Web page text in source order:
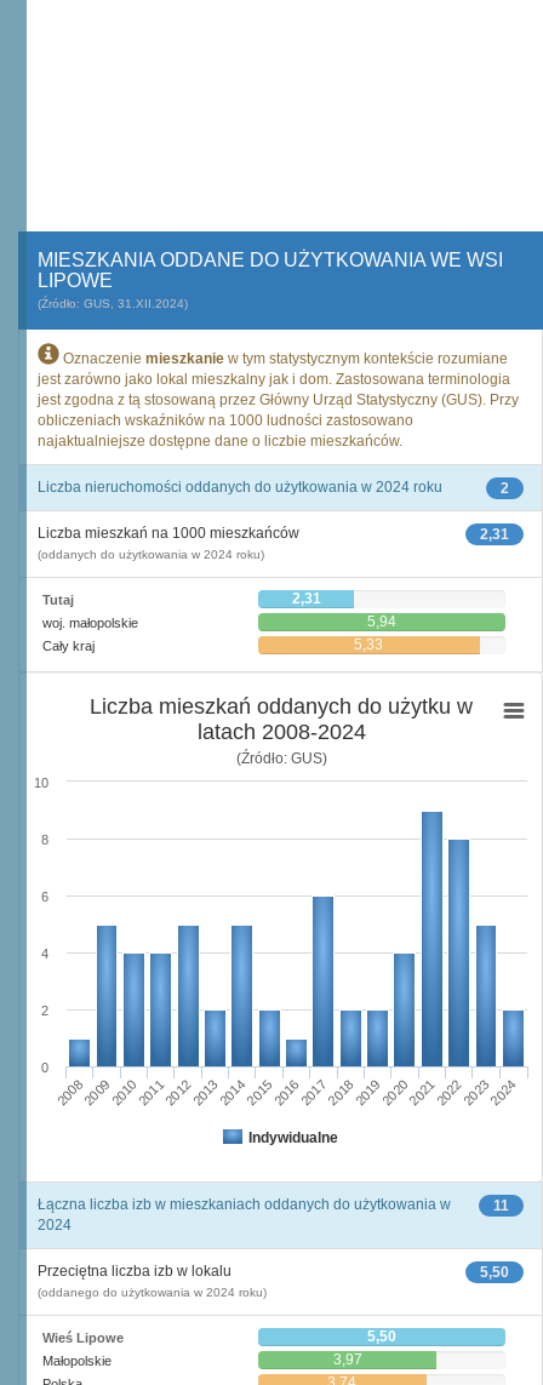
MIESZKANIA ODDANE DO UŻYTKOWANIA WE WSI
LIPOWE
(Źródło: GUS, 31.XII.2024)
Oznaczenie mieszkanie w tym statystycznym kontekście rozumiane
jest zarówno jako lokal mieszkalny jak i dom. Zastosowana terminologia
jest zgodna z tą stosowaną przez Główny Urząd Statystyczny (GUS). Przy
obliczeniach wskaźników na 1000 ludności zastosowano
najaktualniejsze dostępne dane o liczbie mieszkańców.
2
Liczba nieruchomości oddanych do użytkowania w 2024 roku
2,31
Liczba mieszkań na 1000 mieszkańców
(oddanych do użytkowania w 2024 roku)
Tutaj 2,31
woj. małopolskie 5,94
Cały kraj 5,33
Liczba mieszkań oddanych do użytku w
latach 2008-2024
(Źródło: GUS)
Indywidualne
20082009201020112012201320142015201620172018201920202021202220232024
0
2
4
6
8
10
11
Łączna liczba izb w mieszkaniach oddanych do użytkowania w
2024
5,50
Przeciętna liczba izb w lokalu
(oddanego do użytkowania w 2024 roku)
Wieś Lipowe 5,50
Małopolskie 3,97